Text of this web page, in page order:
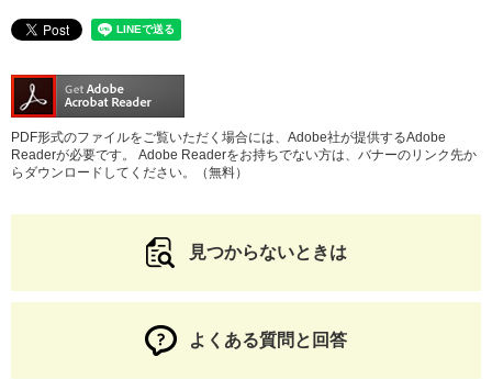
PDF形式のファイルをご覧いただく場合には、Adobe社が提供するAdobe
Readerが必要です。
Adobe Readerをお持ちでない方は、バナーのリンク先か
らダウンロードしてください。（無料）
見つからないときは
よくある質問と回答